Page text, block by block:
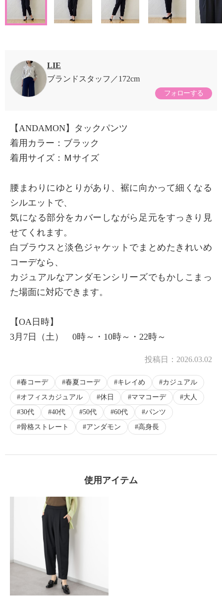
LIE
ブランドスタッフ
172cm
フォローする
【ANDAMON】タックパンツ
着用カラー：ブラック
着用サイズ：Ｍサイズ
腰まわりにゆとりがあり、裾に向かって細くなる
シルエットで、
気になる部分をカバーしながら足元をすっきり見
せてくれます。
白ブラウスと淡色ジャケットでまとめたきれいめ
コーデなら、
カジュアルなアンダモンシリーズでもかしこまっ
た場面に対応できます。
【OA日時】
3月7日（土） 0時～・10時～・22時～
投稿日： 2026.03.02
春コーデ 春夏コーデ キレイめ
カジュアル
オフィスカジュアル
休日 ママコーデ
大人
30代
40代 50代 60代
パンツ
骨格ストレート
アンダモン 高身長
使用アイテム